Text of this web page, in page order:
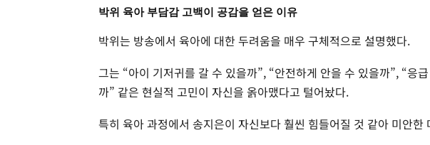
박위 육아 부담감 고백이 공감을 얻은 이유
박위는 방송에서 육아에 대한 두려움을 매우 구체적으로 설명했다.
그는 “아이 기저귀를 갈 수 있을까”, “안전하게 안을 수 있을까”, “응
까” 같은 현실적 고민이 자신을 옭아맸다고 털어놨다.
특히 육아 과정에서 송지은이 자신보다 훨씬 힘들어질 것 같아 미안한